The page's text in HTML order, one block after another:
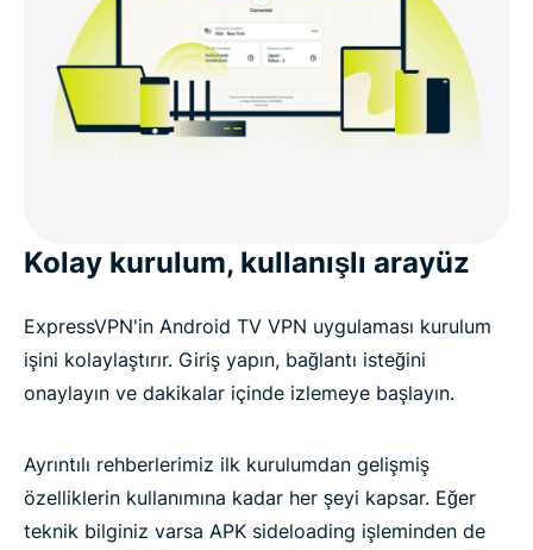
Kolay kurulum, kullanışlı arayüz
ExpressVPN'in Android TV VPN uygulaması kurulum
işini kolaylaştırır. Giriş yapın, bağlantı isteğini
onaylayın ve dakikalar içinde izlemeye başlayın.
Ayrıntılı rehberlerimiz ilk kurulumdan gelişmiş
özelliklerin kullanımına kadar her şeyi kapsar. Eğer
teknik bilginiz varsa APK sideloading işleminden de